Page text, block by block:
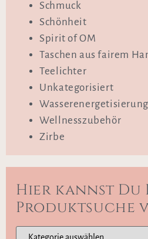
Schmuck
Schönheit
Spirit of OM
Taschen aus fairem
Teelichter
Unkategorisiert
Wasserenergetisierung
Wellnesszubehör
Zirbe
Hier kannst Du
Produktsuche